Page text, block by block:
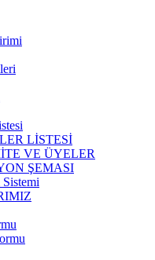
LİSTESİ
VE ÜYELER
ŞEMASI